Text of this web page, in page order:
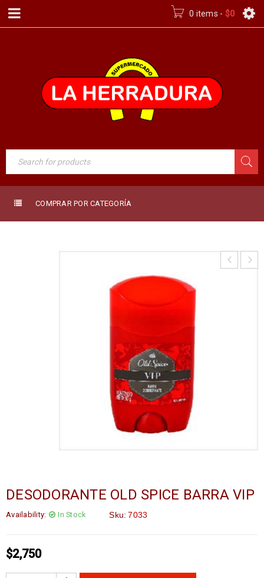
0 items - $0
COMPRAR POR CATEGORÍA
DESODORANTE OLD SPICE BARRA VIP
Availability: In Stock Sku: 7033
$2,750